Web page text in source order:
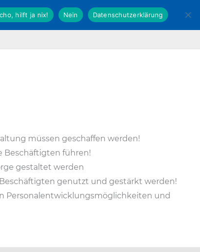
Kommunal dbb Hessen
müssen geschaffen werden!
Beschäftigten führen!
gestaltet werden
genutzt und gestärkt werden!
Personalentwicklungsmöglichkeiten und
hilft ja nix! Nein Datenschutzerklärung